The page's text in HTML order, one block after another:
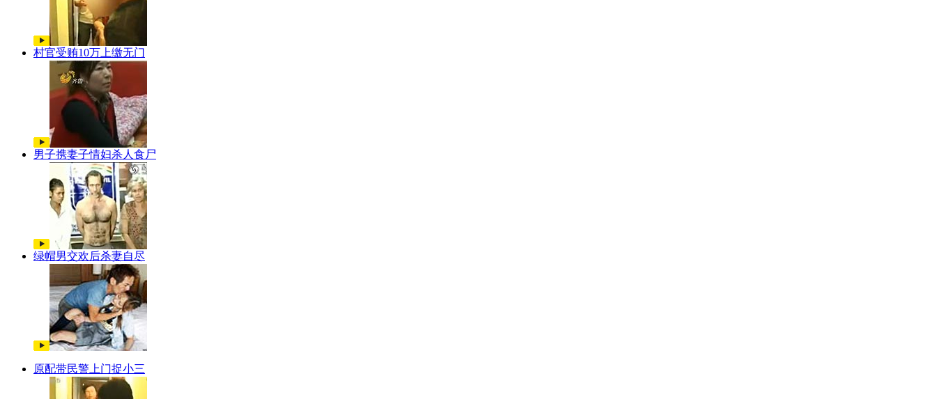
村官受贿10万上缴无门
男子携妻子情妇杀人食尸
绿帽男交欢后杀妻自尽
原配带民警上门捉小三